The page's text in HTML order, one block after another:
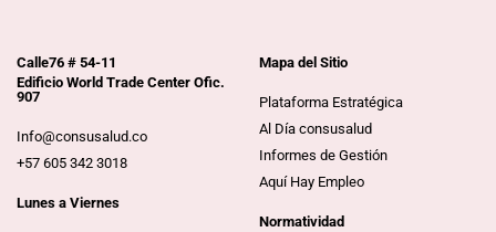
Calle76 # 54-11
Edificio World Trade Center Ofic.
907
Info@consusalud.co
+57 605 342 3018
Lunes a Viernes
Mapa del Sitio
Plataforma Estratégica
Al Día consusalud
Informes de Gestión
Aquí Hay Empleo
Normatividad